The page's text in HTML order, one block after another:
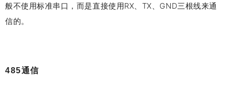
般不使用标准串口，而是直接使用RX、TX、GND三根线来通
信的。
485通信